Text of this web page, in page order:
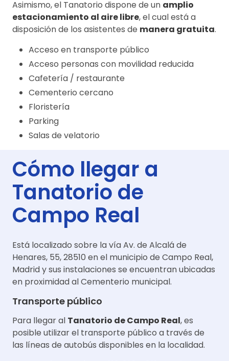
Asimismo, el Tanatorio dispone de un amplio
estacionamiento al aire libre, el cual está a
disposición de los asistentes de manera gratuita.
Acceso en transporte público
Acceso personas con movilidad reducida
Cafetería / restaurante
Cementerio cercano
Floristería
Parking
Salas de velatorio
Cómo llegar a
Tanatorio de
Campo Real
Está localizado sobre la vía Av. de Alcalá de
Henares, 55, 28510 en el municipio de Campo Real,
Madrid y sus instalaciones se encuentran ubicadas
en proximidad al Cementerio municipal.
Transporte público
Para llegar al Tanatorio de Campo Real, ​​es
posible utilizar el transporte público a través de
las líneas de autobús disponibles en la localidad.